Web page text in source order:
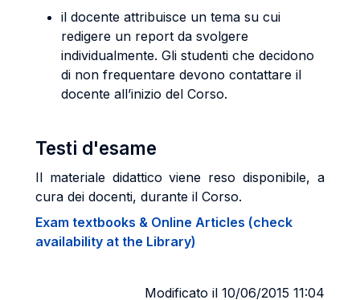
il docente attribuisce un tema su cui
redigere un report da svolgere
individualmente. Gli studenti che decidono
di non frequentare devono contattare il
docente all’inizio del Corso.
Testi d'esame
Il materiale didattico viene reso disponibile, a
cura dei docenti, durante il Corso.
Exam textbooks & Online Articles (check
availability at the Library)
Modificato il 10/06/2015 11:04